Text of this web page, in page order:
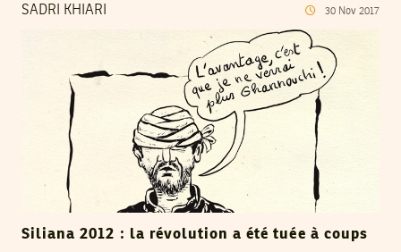
SADRI KHIARI 30 Nov 2017
Siliana 2012 : la révolution a été tuée à coups